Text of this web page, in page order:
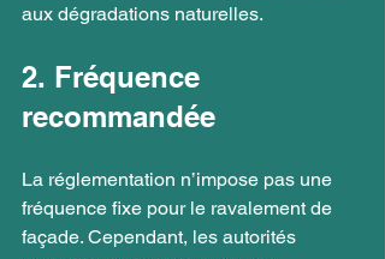
aux dégradations naturelles.
2. Fréquence
recommandée
La réglementation n’impose pas une
fréquence fixe pour le ravalement de
façade. Cependant, les autorités